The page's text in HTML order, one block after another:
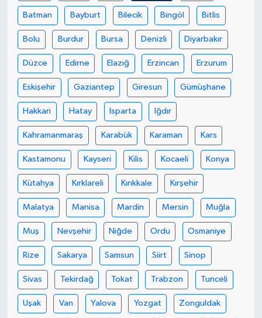
Batman Bayburt Bilecik Bingöl Bitlis
Bolu Burdur Bursa Denizli Diyarbakır
Düzce Edirne Elazığ Erzincan Erzurum
Eskişehir Gaziantep Giresun Gümüşhane
Hakkari Hatay Isparta Iğdır
Kahramanmaraş Karabük Karaman Kars
Kastamonu Kayseri Kilis Kocaeli Konya
Kütahya Kırklareli Kırıkkale Kırşehir
Malatya Manisa Mardin Mersin Muğla
Muş Nevşehir Niğde Ordu Osmaniye
Rize Sakarya Samsun Siirt Sinop
Sivas Tekirdağ Tokat Trabzon Tunceli
Uşak Van Yalova Yozgat Zonguldak